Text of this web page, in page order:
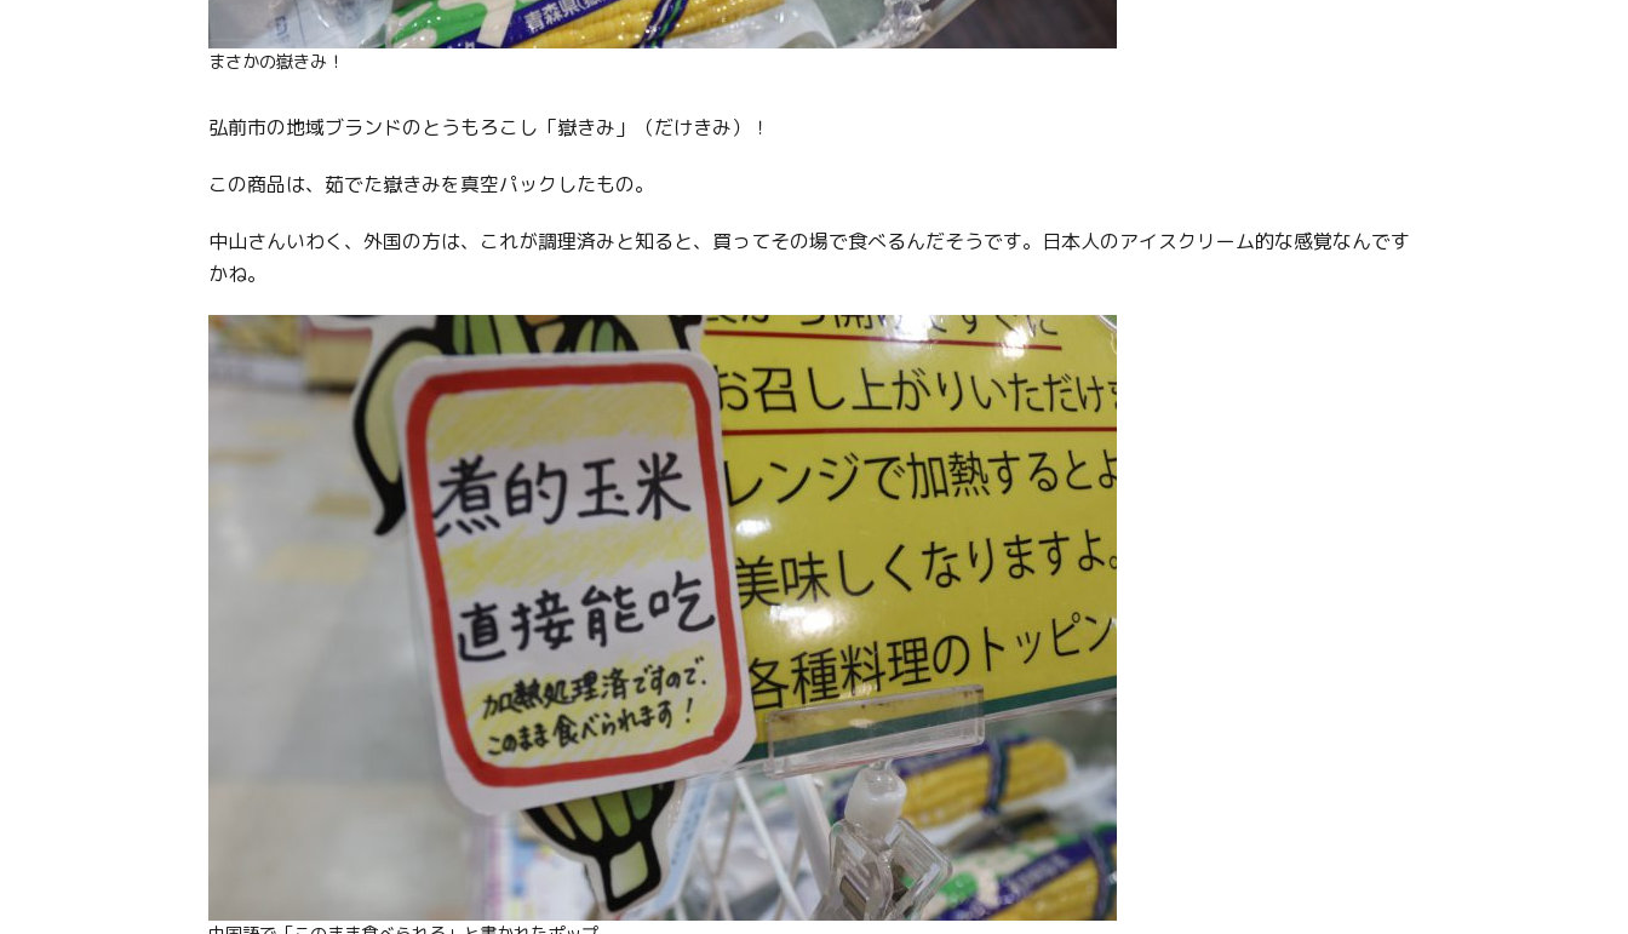
まさかの嶽きみ！
弘前市の地域ブランドのとうもろこし「嶽きみ」（だけきみ）！
この商品は、茹でた嶽きみを真空パックしたもの。
中山さんいわく、外国の方は、これが調理済みと知ると、買ってその場で食べるんだそうです。日本人のアイスクリーム的な感覚なんです
かね。